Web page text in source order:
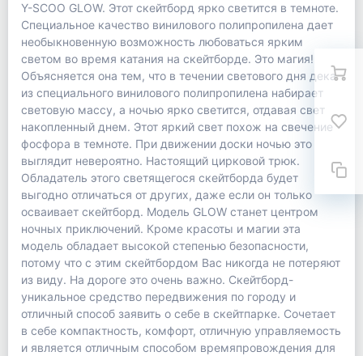
Y-SCOO GLOW. Этот скейтборд ярко светится в темноте.
Специальное качество винилового полипропилена дает
необыкновенную возможность любоваться ярким
светом во время катания на скейтборде. Это магия!
Объясняется она тем, что в течении светового дня дека
из специального винилового полипропилена набирает
световую массу, а ночью ярко светится, отдавая свет
накопленный днем. Этот яркий свет похож на свечение
фосфора в темноте. При движении доски ночью это
выглядит невероятно. Настоящий цирковой трюк.
Обладатель этого светящегося скейтборда будет
выгодно отличаться от других, даже если он только
осваивает скейтборд. Модель GLOW станет центром
ночных приключений. Кроме красоты и магии эта
модель обладает высокой степенью безопасности,
потому что с этим скейтбордом Вас никогда не потеряют
из виду. На дороге это очень важно. Скейтборд-
уникальное средство передвижения по городу и
отличный способ заявить о себе в скейтпарке. Сочетает
в себе компактность, комфорт, отличную управляемость
и является отличным способом времяпровождения для